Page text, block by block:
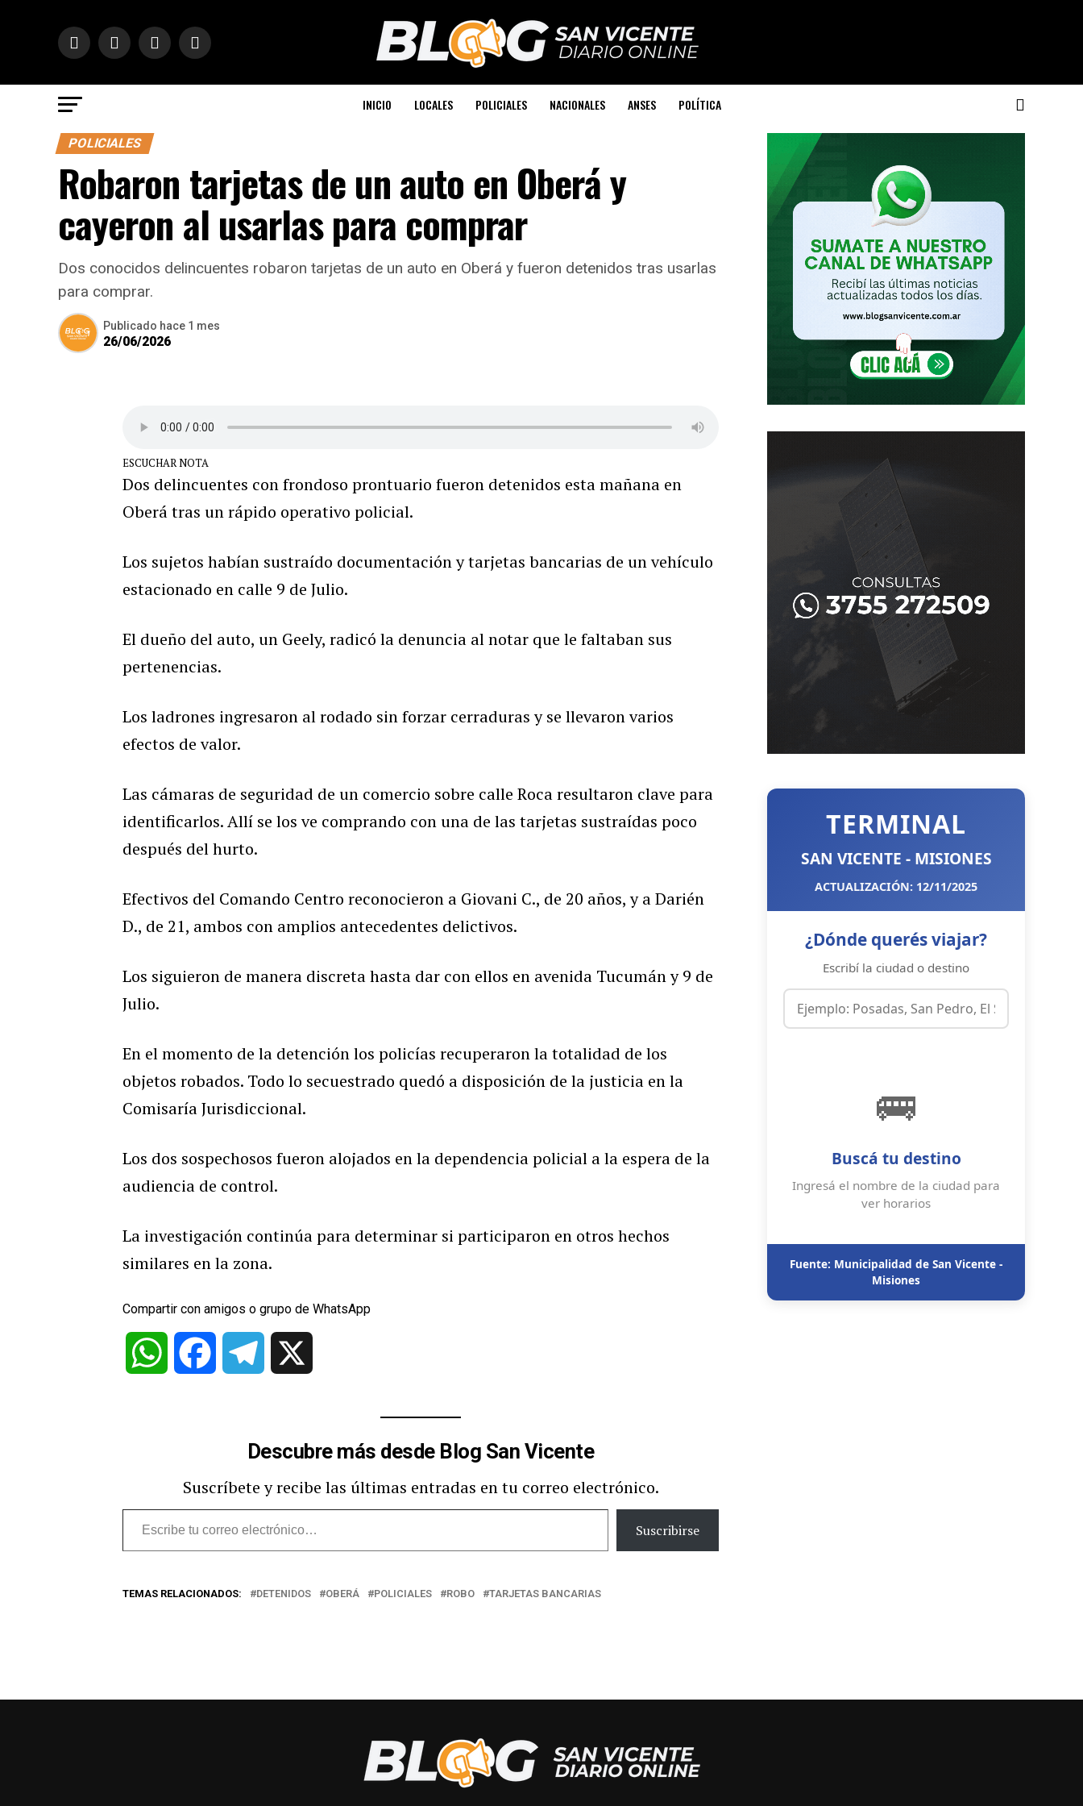
INICIO LOCALES POLICIALES NACIONALES ANSES POLÍTICA
POLICIALES
Robaron tarjetas de un auto en Oberá y
cayeron al usarlas para comprar
Dos conocidos delincuentes robaron tarjetas de un auto en Oberá y fueron detenidos tras usarlas
para comprar.
Publicado hace 1 mes
26/06/2026
ESCUCHAR NOTA
Dos delincuentes con frondoso prontuario fueron detenidos esta mañana en
Oberá tras un rápido operativo policial.
Los sujetos habían sustraído documentación y tarjetas bancarias de un vehículo
estacionado en calle 9 de Julio.
El dueño del auto, un Geely, radicó la denuncia al notar que le faltaban sus
pertenencias.
Los ladrones ingresaron al rodado sin forzar cerraduras y se llevaron varios
efectos de valor.
Las cámaras de seguridad de un comercio sobre calle Roca resultaron clave para
identificarlos. Allí se los ve comprando con una de las tarjetas sustraídas poco
después del hurto.
Efectivos del Comando Centro reconocieron a Giovani C., de 20 años, y a Darién
D., de 21, ambos con amplios antecedentes delictivos.
Los siguieron de manera discreta hasta dar con ellos en avenida Tucumán y 9 de
Julio.
En el momento de la detención los policías recuperaron la totalidad de los
objetos robados. Todo lo secuestrado quedó a disposición de la justicia en la
Comisaría Jurisdiccional.
Los dos sospechosos fueron alojados en la dependencia policial a la espera de la
audiencia de control.
La investigación continúa para determinar si participaron en otros hechos
similares en la zona.
Compartir con amigos o grupo de WhatsApp
WhatsApp Facebook Telegram
Descubre más desde Blog San Vicente
Suscríbete y recibe las últimas entradas en tu correo electrónico.
Escribe
tu
electrónico…
Suscribirse
TEMAS RELACIONADOS: DETENIDOS OBERÁ POLICIALES ROBO TARJETAS BANCARIAS
TERMINAL
SAN VICENTE - MISIONES
ACTUALIZACIÓN: 12/11/2025
¿Dónde querés viajar?
Escribí la ciudad o destino
🚌
Buscá tu destino
Ingresá el nombre de la ciudad para
ver horarios
Fuente: Municipalidad de San Vicente -
Misiones